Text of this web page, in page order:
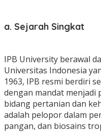
a. Sejarah Singkat
IPB University berawal
Universitas Indonesia
1963, IPB resmi berdiri
dengan mandat menjadi
bidang pertanian dan
adalah pelopor dalam
pangan, dan biosains